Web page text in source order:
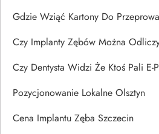
Gdzie Wziąć Kartony Do
Czy Implanty Zębów Można
Czy Dentysta Widzi Że Ktoś Pali E-
Pozycjonowanie Lokalne Olsztyn
Cena Implantu Zęba Szczecin